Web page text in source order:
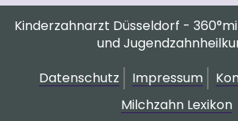
Kinderzahnarzt Düsseldorf -
und
Datenschutz
Impressum
Milchzahn Lexikon